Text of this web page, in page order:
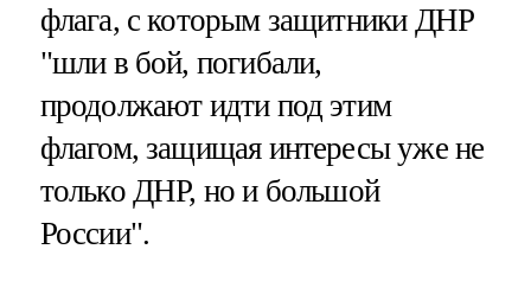
флага, с которым защитники ДНР
"шли в бой, погибали,
продолжают идти под этим
флагом, защищая интересы уже не
только ДНР, но и большой
России".